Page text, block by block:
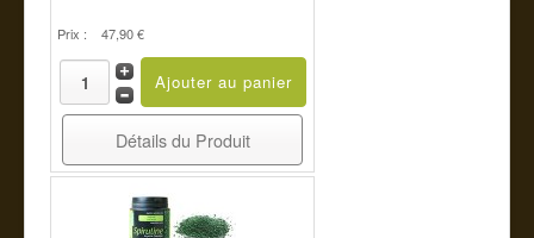
Prix : 47,90 €
Détails du Produit